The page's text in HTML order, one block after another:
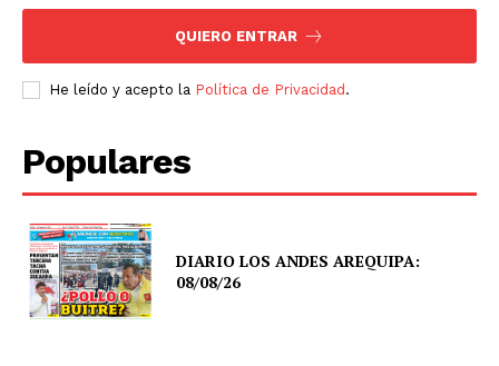
QUIERO ENTRAR
He leído y acepto la Política de Privacidad .
Populares
DIARIO LOS ANDES AREQUIPA:
08/08/26